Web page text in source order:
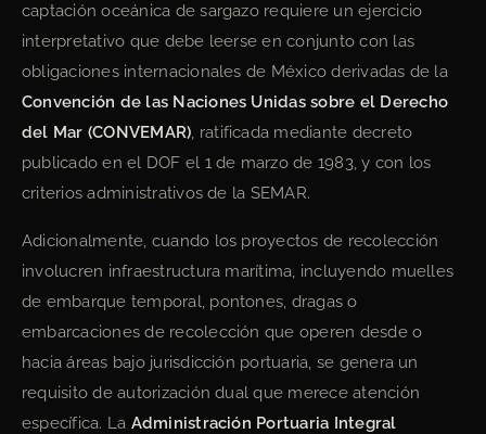
captación oceánica de sargazo requiere un ejercicio
interpretativo que debe leerse en conjunto con las
obligaciones internacionales de México derivadas de la
Convención de las Naciones Unidas sobre el Derecho
del Mar (CONVEMAR), ratificada mediante decreto
publicado en el DOF el 1 de marzo de 1983, y con los
criterios administrativos de la SEMAR.
Adicionalmente, cuando los proyectos de recolección
involucren infraestructura marítima, incluyendo muelles
de embarque temporal, pontones, dragas o
embarcaciones de recolección que operen desde o
hacia áreas bajo jurisdicción portuaria, se genera un
requisito de autorización dual que merece atención
específica. La Administración Portuaria Integral